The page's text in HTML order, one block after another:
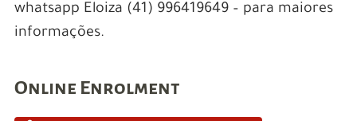
whatsapp Eloiza (41) 996419649 – para maiores
informações.
Online Enrolment